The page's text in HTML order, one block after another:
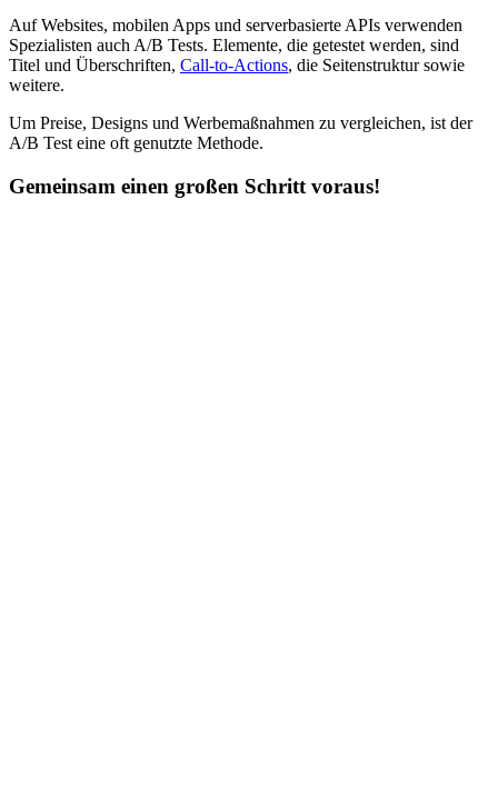
Auf Websites, mobilen Apps und serverbasierte APIs verwenden
Spezialisten auch A/B Tests. Elemente, die getestet werden, sind
Titel und Überschriften, Call-to-Actions, die Seitenstruktur sowie
weitere.
Um Preise, Designs und Werbemaßnahmen zu vergleichen, ist der
A/B Test eine oft genutzte Methode.
Gemeinsam einen großen Schritt voraus!